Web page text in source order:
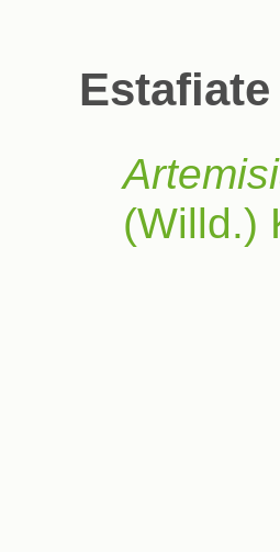
Estafiate
(Willd.)